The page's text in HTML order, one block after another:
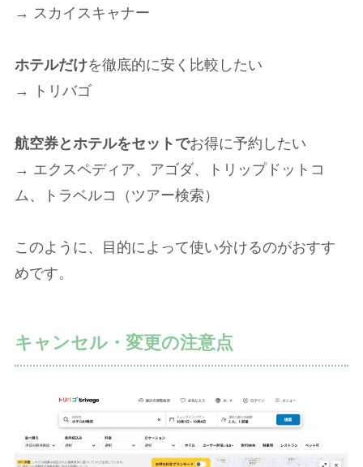
→ スカイスキャナー
ホテルだけを徹底的に安く比較したい
→ トリバゴ
航空券とホテルをセットでお得に予約したい
→ エクスペディア、アゴダ、トリップドットコ
ム、トラベルコ（ツアー検索）
このように、目的によって使い分けるのがおすす
めです。
キャンセル・変更の注意点